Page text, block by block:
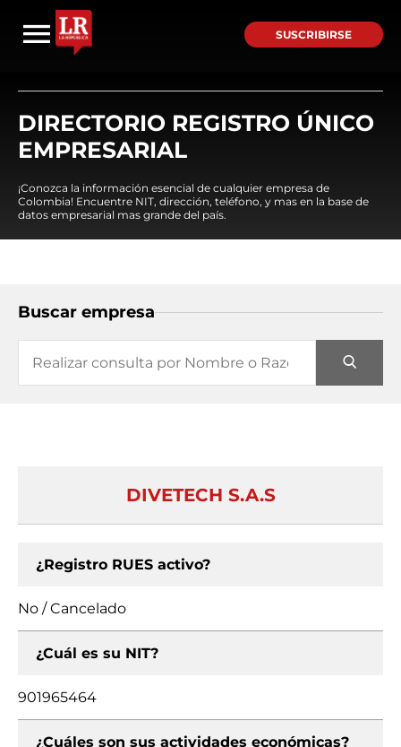
SUSCRIBIRSE
DIRECTORIO REGISTRO ÚNICO
EMPRESARIAL
¡Conozca la información esencial de cualquier empresa de
Colombia! Encuentre NIT, dirección, teléfono, y mas en la base de
datos empresarial mas grande del país.
Buscar empresa
DIVETECH S.A.S
¿Registro RUES activo?
No / Cancelado
¿Cuál es su NIT?
901965464
¿Cuáles son sus actividades económicas?